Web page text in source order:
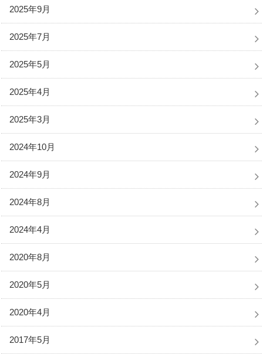
2025年9月
2025年7月
2025年5月
2025年4月
2025年3月
2024年10月
2024年9月
2024年8月
2024年4月
2020年8月
2020年5月
2020年4月
2017年5月